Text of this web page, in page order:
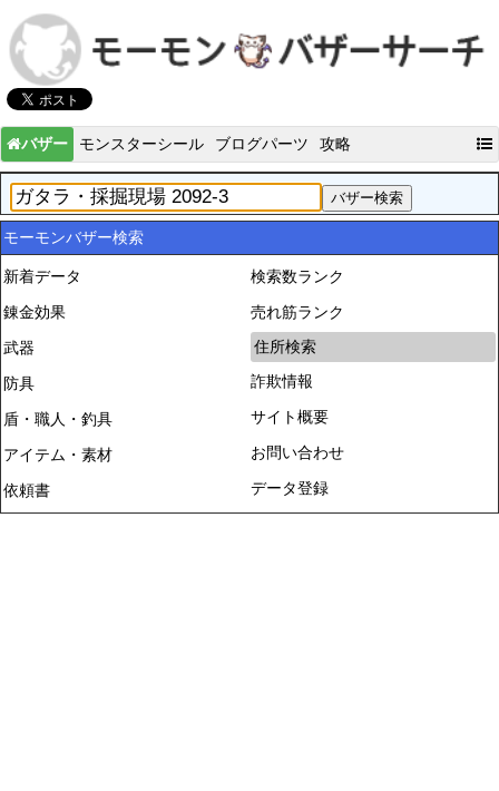
バザー モンスターシール ブログパーツ 攻略
モーモンバザー検索
新着データ
錬金効果
武器
防具
盾・職人・釣具
アイテム・素材
依頼書
検索数ランク
売れ筋ランク
住所検索
詐欺情報
サイト概要
お問い合わせ
データ登録